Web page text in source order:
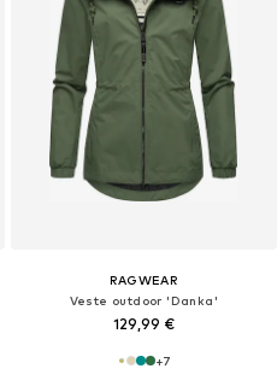
RAGWEAR
Veste outdoor 'Danka'
129,99 €
+7